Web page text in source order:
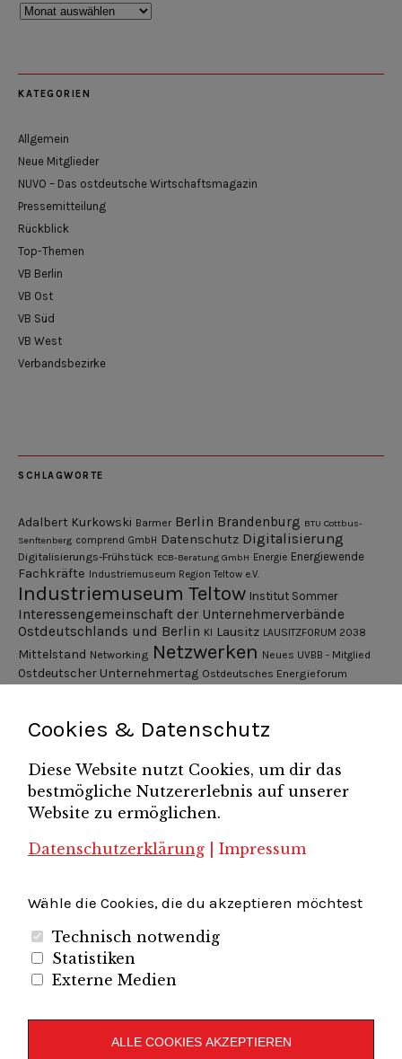
Rückblick
KATEGORIEN
Allgemein
Neue Mitglieder
NUVO – Das ostdeutsche Wirtschaftsmagazin
Pressemitteilung
Rückblick
Top-Themen
VB Berlin
VB Ost
VB Süd
VB West
Verbandsbezirke
SCHLAGWORTE
Adalbert Kurkowski Barmer Berlin Brandenburg BTU Cottbus-
Senftenberg comprend GmbH Datenschutz Digitalisierung
Digitalisierungs-Frühstück ECB-Beratung GmbH Energie Energiewende
Fachkräfte Industriemuseum Region Teltow e.V.
Industriemuseum Teltow Institut Sommer
Interessengemeinschaft der Unternehmerverbände
Ostdeutschlands und Berlin KI Lausitz LAUSITZFORUM 2038
Mittelstand Networking Netzwerken Neues UVBB - Mitglied
Ostdeutscher Unternehmertag Ostdeutsches Energieforum
Pressemitteilung
Unternehmerfrühstück
Brandenburg-Berlin e.V.
Unternehmerverband Sachsen e.V. Unternehmervereinigung Uckermark
Unternehmervereinigung Uckermark e.V.
Wirtschaftshof Spandau e.V. Volkswirtschaftlicher Dialog
Unternehmerverband Brandenburg-Berlin e.V.
Folgen Sie uns auf
Cookies & Datenschutz
Diese Website nutzt Cookies, um dir das
bestmögliche Nutzererlebnis auf unserer
Website zu ermöglichen.
Datenschutzerklärung
Impressum
Wähle die Cookies, die du akzeptieren möchtest
Technisch notwendig
Statistiken
Externe Medien
ALLE COOKIES AKZEPTIEREN